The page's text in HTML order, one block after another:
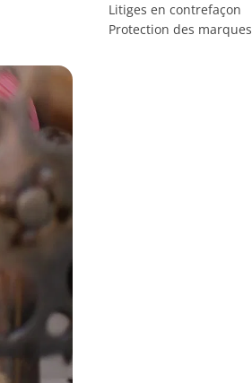
Litiges en contrefaçon
Protection des marques